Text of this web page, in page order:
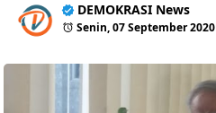
DEMOKRASI News
Senin, 07 September 2020